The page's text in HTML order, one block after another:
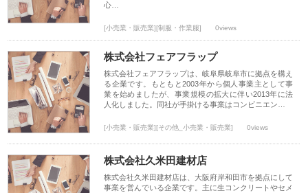
心…
[小売業・販売業][制服・作業服] 0views
株式会社フェアフラップ
株式会社フェアフラップは、岐阜県岐阜市に拠点を構え
る企業です。もともと2003年から個人事業主として事
業を始めましたが、事業規模の拡大に伴い2013年に法
人化しました。同社が手掛ける事業はコンビニエン…
[小売業・販売業][その他_小売業・販売業] 0views
株式会社久米田建材店
株式会社久米田建材店は、大阪府岸和田市を拠点にして
事業を営んでいる企業です。主に生コンクリートやセメ